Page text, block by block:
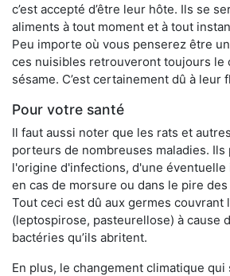
c’est accepté d’être leur hôte. Ils se
aliments à tout moment et à tout
Peu importe où vous penserez être
ces nuisibles retrouveront toujours le
sésame. C’est certainement dû à leur
Pour votre santé
Il faut aussi noter que les rats et
porteurs de nombreuses maladies. Ils
l'origine d'infections, d'une éventuelle
en cas de morsure ou dans le pire
Tout ceci est dû aux germes couvrant
(leptospirose, pasteurellose) à cause
bactéries qu’ils abritent.
En plus, le changement climatique qui